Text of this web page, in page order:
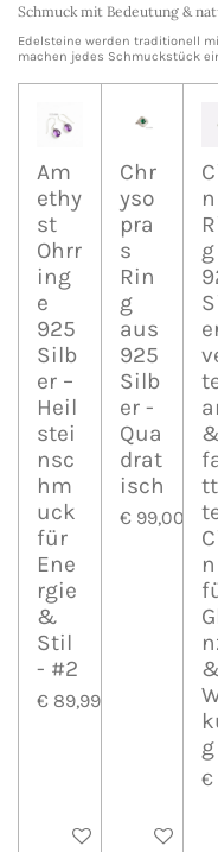
Schmuck mit Bedeutung &
Edelsteine werden traditionell
machen jedes Schmuckstück
Am
ethy
st
Ohrr
ing
e
925
Silb
er –
Heil
stei
nsc
hm
uck
für
Ene
rgie
&
Stil
- #2
€ 89,99
In den Warenkorb
Chr
yso
pra
s
Rin
g
aus
925
Silb
er -
Qua
drat
isch
€ 99,00
In den
n
g
n
g
€